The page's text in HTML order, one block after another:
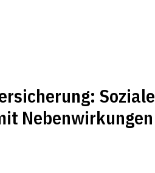
So­zi­ale
Nebenwirkungen